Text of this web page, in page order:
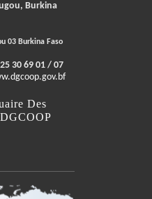
Burkina
03 Burkina Faso
30 69 01 / 07
Des